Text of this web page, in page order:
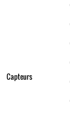
Capteurs